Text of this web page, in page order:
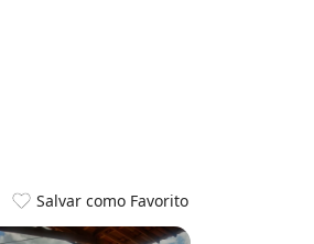
Salvar como Favorito